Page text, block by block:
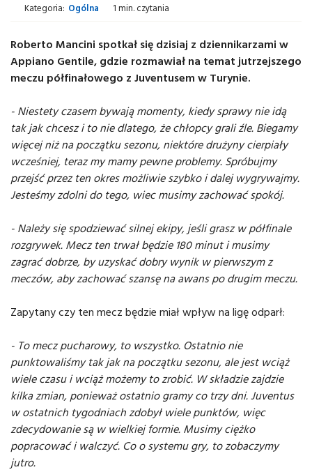
Kategoria: Ogólna 1 min. czytania
Roberto Mancini spotkał się dzisiaj z dziennikarzami w
Appiano Gentile, gdzie rozmawiał na temat jutrzejszego
meczu półfinałowego z Juventusem w Turynie.
- Niestety czasem bywają momenty, kiedy sprawy nie idą
tak jak chcesz i to nie dlatego, że chłopcy grali źle. Biegamy
więcej niż na początku sezonu, niektóre drużyny cierpiały
wcześniej, teraz my mamy pewne problemy. Spróbujmy
przejść przez ten okres możliwie szybko i dalej wygrywajmy.
Jesteśmy zdolni do tego, wiec musimy zachować spokój.
- Należy się spodziewać silnej ekipy, jeśli grasz w półfinale
rozgrywek. Mecz ten trwał będzie 180 minut i musimy
zagrać dobrze, by uzyskać dobry wynik w pierwszym z
meczów, aby zachować szansę na awans po drugim meczu.
Zapytany czy ten mecz będzie miał wpływ na ligę odparł:
- To mecz pucharowy, to wszystko. Ostatnio nie
punktowaliśmy tak jak na początku sezonu, ale jest wciąż
wiele czasu i wciąż możemy to zrobić. W składzie zajdzie
kilka zmian, ponieważ ostatnio gramy co trzy dni. Juventus
w ostatnich tygodniach zdobył wiele punktów, więc
zdecydowanie są w wielkiej formie. Musimy ciężko
popracować i walczyć. Co o systemu gry, to zobaczymy
jutro.